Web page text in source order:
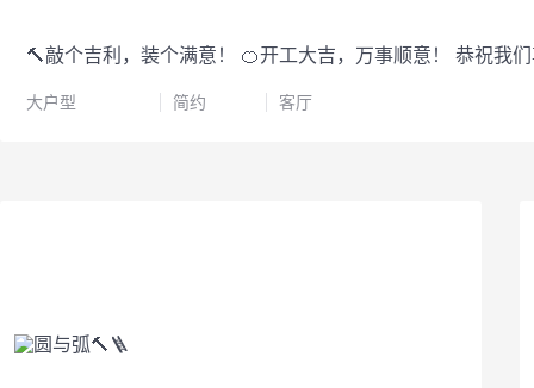
🔨敲个吉利，装个满意！ 🍊开工大吉，万事顺意！ 恭祝我
大户型 简约 客厅